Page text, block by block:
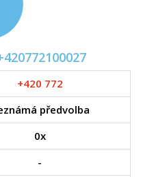
+420 772
předvolba
0x
-